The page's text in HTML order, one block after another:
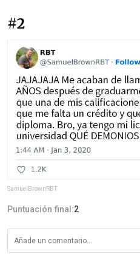
#2
SamuelBrownRBT
Puntuación final:2